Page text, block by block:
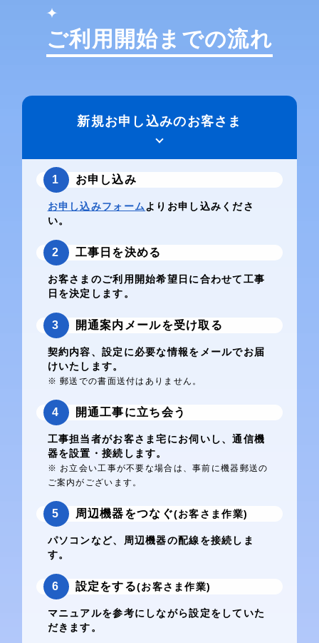
ご利用開始までの流れ
新規お申し込みのお客さま
1 お申し込み
お申し込みフォーム よりお申し込みくださ
い。
2 工事日を決める
お客さまのご利用開始希望日に合わせて工事
日を決定します。
3 開通案内メールを受け取る
契約内容、設定に必要な情報をメールでお届
けいたします。
※ 郵送での書面送付はありません。
4 開通工事に立ち会う
工事担当者がお客さま宅にお伺いし、通信機
器を設置・接続します。
※ お立会い工事が不要な場合は、事前に機器郵送の
ご案内がございます。
5 周辺機器をつなぐ(お客さま作業)
パソコンなど、周辺機器の配線を接続しま
す。
6 設定をする(お客さま作業)
マニュアルを参考にしながら設定をしていた
だきます。